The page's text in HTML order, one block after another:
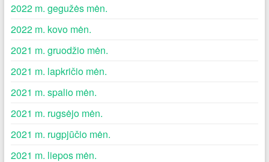
2022 m. gegužės mėn.
2022 m. kovo mėn.
2021 m. gruodžio mėn.
2021 m. lapkričio mėn.
2021 m. spalio mėn.
2021 m. rugsėjo mėn.
2021 m. rugpjūčio mėn.
2021 m. liepos mėn.